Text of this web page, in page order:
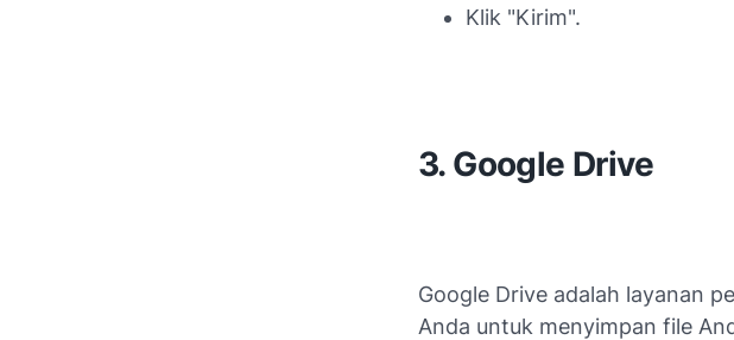
Klik "Kirim".
3. Google Drive
Google Drive adalah layanan
Anda untuk menyimpan file